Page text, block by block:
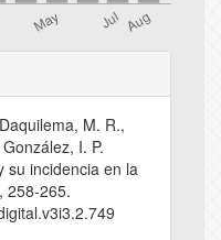
M. R.,
I. P.
su incidencia en la
258-265.